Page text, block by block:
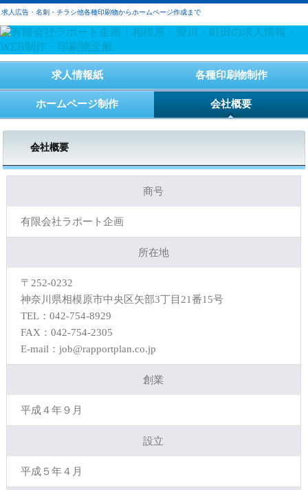
求人広告・名刺・チラシ他各種印刷物からホームページ作成まで
求人情報紙 各種印刷物制作
ホームページ制作 会社概要
会社概要
商号
有限会社ラポート企画
所在地
〒252-0232
神奈川県相模原市中央区矢部3丁目21番15号
TEL：042-754-8929
FAX：042-754-2305
E-mail：job@rapportplan.co.jp
創業
平成４年９月
設立
平成５年４月